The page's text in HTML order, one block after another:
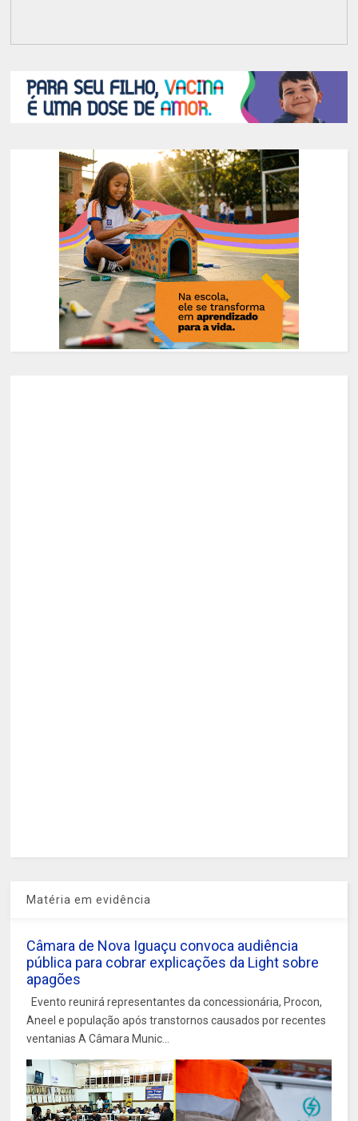
Matéria em evidência
Câmara de Nova Iguaçu convoca audiência
pública para cobrar explicações da Light sobre
apagões
Evento reunirá representantes da concessionária, Procon,
Aneel e população após transtornos causados por recentes
ventanias A Câmara Munic...